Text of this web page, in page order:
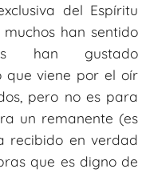
del Espíritu
han sentido
han gustado
que viene por el oír
pero no es para
un remanente (es
recibido en verdad
que es digno de